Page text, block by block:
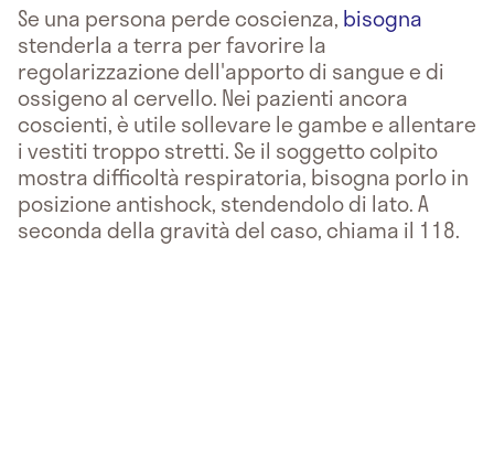
Se una persona perde coscienza, bisogna
stenderla a terra per favorire la
regolarizzazione dell'apporto di sangue e di
ossigeno al cervello. Nei pazienti ancora
coscienti, è utile sollevare le gambe e allentare
i vestiti troppo stretti. Se il soggetto colpito
mostra difficoltà respiratoria, bisogna porlo in
posizione antishock, stendendolo di lato. A
seconda della gravità del caso, chiama il 118.